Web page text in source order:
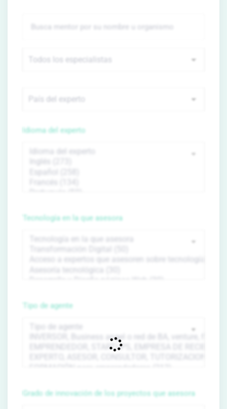
Idioma del experto
Tecnología en la que asesora
Tipo de agente
Grado de innovación de los proyectos que asesora